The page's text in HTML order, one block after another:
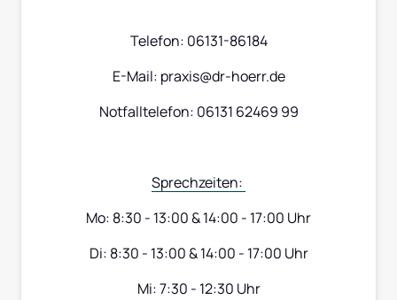
Telefon: 06131-86184
E-Mail: praxis@dr-hoerr.de
Notfalltelefon: 06131 62469 99
Sprechzeiten:
Mo: 8:30 - 13:00 & 14:00 - 17:00 Uhr
Di: 8:30 - 13:00 & 14:00 - 17:00 Uhr
Mi: 7:30 - 12:30 Uhr